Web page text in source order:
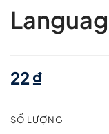
22 ₫
SỐ LƯỢNG